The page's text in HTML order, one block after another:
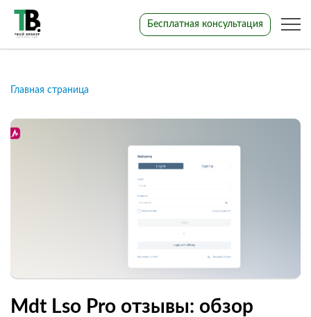
Бесплатная консультация
Главная страница
Mdt Lso Pro отзывы: обзор